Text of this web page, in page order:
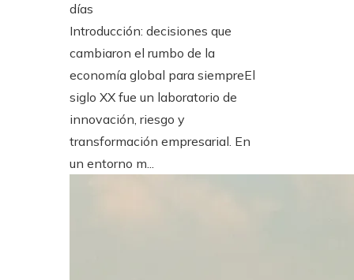
días
Introducción: decisiones que
cambiaron el rumbo de la
economía global para siempreEl
siglo XX fue un laboratorio de
innovación, riesgo y
transformación empresarial. En
un entorno m...